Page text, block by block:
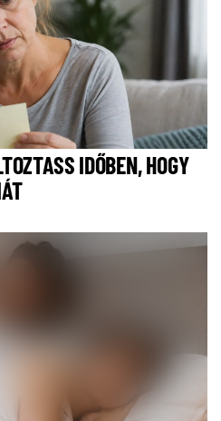
IDŐBEN, HOGY